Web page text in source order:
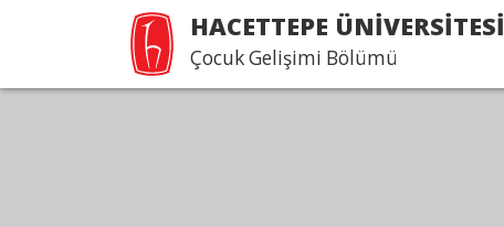
HACETTEPE ÜNİVERSİTESİ
Çocuk Gelişimi Bölümü